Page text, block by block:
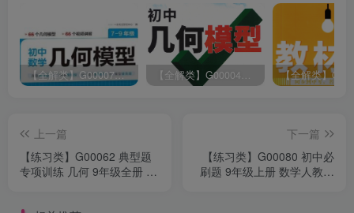
【全解类】G00007一本·初中数学几何模型2024版 【全解类】G00004万维中考·初中几何模型2023版
上一篇
【练习类】G00062 典型题
专项训练 几何 9年级全册 数
下一篇
【练习类】G00080 初中必
刷题 9年级上册 数学人教版